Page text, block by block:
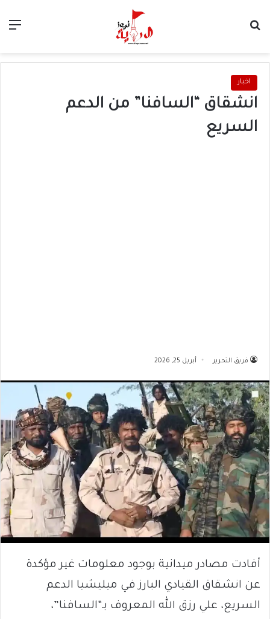
اخبار
انشقاق “السافنا” من الدعم
السريع
فريق التحرير أبريل 25, 2026
أفادت مصادر ميدانية بوجود معلومات غير مؤكدة
عن انشقاق القيادي البارز في ميليشيا الدعم
السريع، علي رزق الله المعروف بـ“السافنا”،